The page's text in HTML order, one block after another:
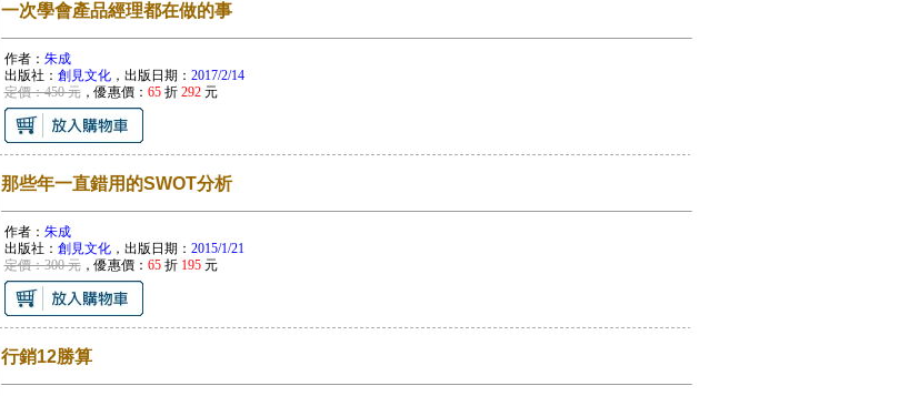
一次學會產品經理都在做的事
作者： 朱成
出版社： 創見文化，出版日期： 2017/2/14
定價：450 元，優惠價： 65折 292元
那些年一直錯用的SWOT分析
作者： 朱成
出版社： 創見文化，出版日期： 2015/1/21
定價：300 元，優惠價： 65折 195元
行銷12勝算